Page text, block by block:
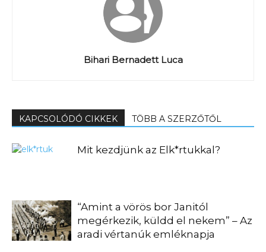
Bihari Bernadett Luca
KAPCSOLÓDÓ CIKKEK TÖBB A SZERZŐTŐL
Mit kezdjünk az Elk*rtukkal?
“Amint a vörös bor Janitól
megérkezik, küldd el nekem” – Az
aradi vértanúk emléknapja